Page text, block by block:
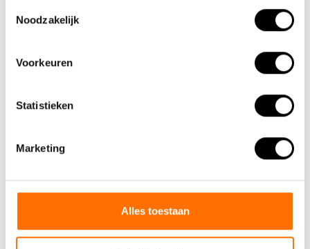
Noodzakelijk
Voorkeuren
Statistieken
Marketing
Alles toestaan
Warum ein elektrisches Faltrad von Lacros wählen
Verkaufsstellen